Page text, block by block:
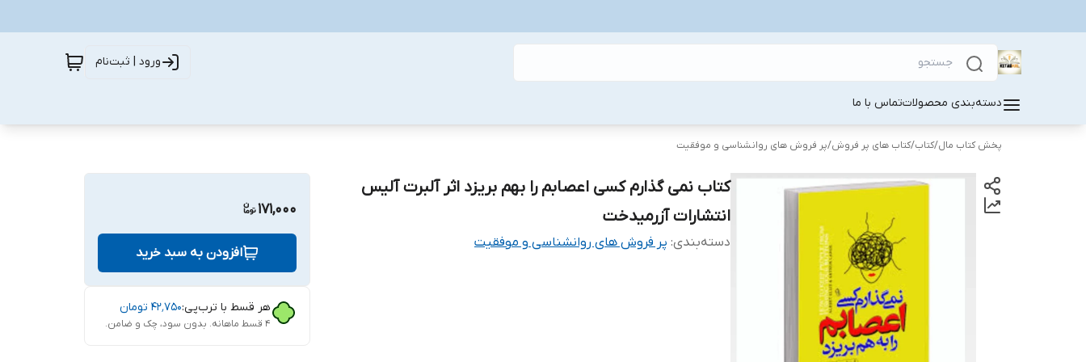
ورود | ثبت‌نام
دسته‌بندی محصولاتتماس با ما
پخش کتاب مال/کتاب/کتاب های پر فروش/پر فروش های روانشناسی و موفقیت
کتاب نمی گذارم کسی اعصابم را بهم بریزد اثر آلبرت آلیس
انتشارات آزرمیدخت
دسته‌بندی: پر فروش های روانشناسی و موفقیت
171,000
افزودن به سبد خرید
هر قسط با ترب‌پی:۴۲٬۷۵۰ تومان
۴ قسط ماهانه. بدون سود، چک و ضامن.